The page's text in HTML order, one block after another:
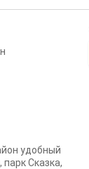
удобный
Сказка,